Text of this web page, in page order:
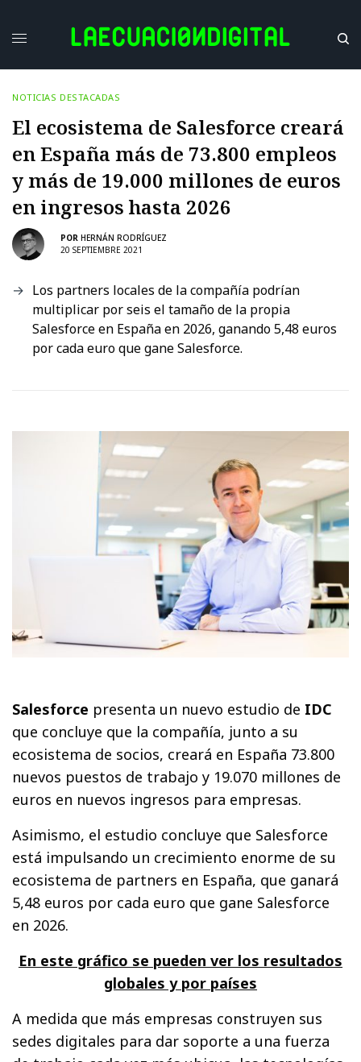
NOTICIAS DESTACADAS
El ecosistema de Salesforce creará
en España más de 73.800 empleos
y más de 19.000 millones de euros
en ingresos hasta 2026
POR HERNÁN RODRÍGUEZ
20 SEPTIEMBRE 2021
Los partners locales de la compañía podrían
multiplicar por seis el tamaño de la propia
Salesforce en España en 2026, ganando 5,48 euros
por cada euro que gane Salesforce.
Salesforce presenta un nuevo estudio de IDC
que concluye que la compañía, junto a su
ecosistema de socios, creará en España 73.800
nuevos puestos de trabajo y 19.070 millones de
euros en nuevos ingresos para empresas.
Asimismo, el estudio concluye que Salesforce
está impulsando un crecimiento enorme de su
ecosistema de partners en España, que ganará
5,48 euros por cada euro que gane Salesforce
en 2026.
En este gráfico se pueden ver los resultados
globales y por países
A medida que más empresas construyen sus
sedes digitales para dar soporte a una fuerza